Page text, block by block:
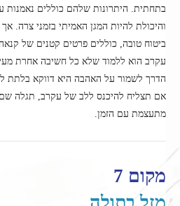
בתחתית. היתרונות שלהם כוללים נאמנות
והיכולת להיות המגן האמיתי בזמני צרה.
ביטוח טובה, כוללים פרטים קטנים של
עקרב הוא ללמוד שלא כל חשיבה אחרת
הדרך לשמור על האהבה היא דווקא בלתת
אם תצליח להיכנס ללב של עקרב, תגלה שם
מתעצמת עם הזמן.
מקום 7